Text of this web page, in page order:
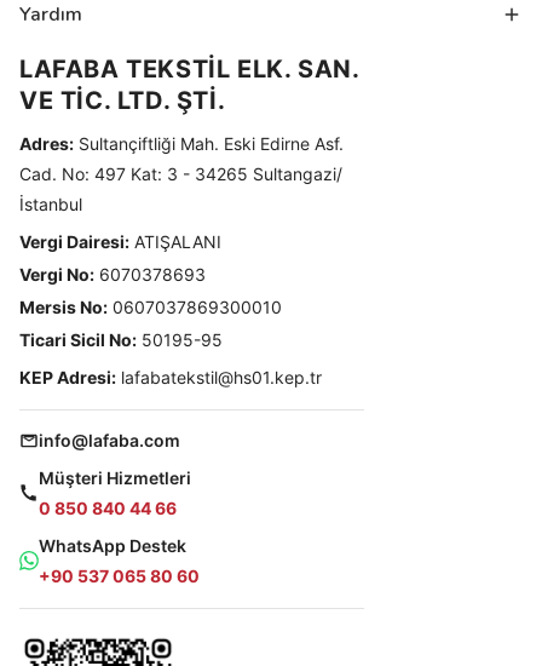
Yardım
LAFABA TEKSTİL ELK. SAN.
VE TİC. LTD. ŞTİ.
Adres: Sultançiftliği Mah. Eski Edirne Asf.
Cad. No: 497 Kat: 3 - 34265 Sultangazi/
İstanbul
Vergi Dairesi: ATIŞALANI
Vergi No: 6070378693
Mersis No: 0607037869300010
Ticari Sicil No: 50195-95
KEP Adresi: lafabatekstil@hs01.kep.tr
info@lafaba.com
Müşteri Hizmetleri
0 850 840 44 66
WhatsApp Destek
+90 537 065 80 60